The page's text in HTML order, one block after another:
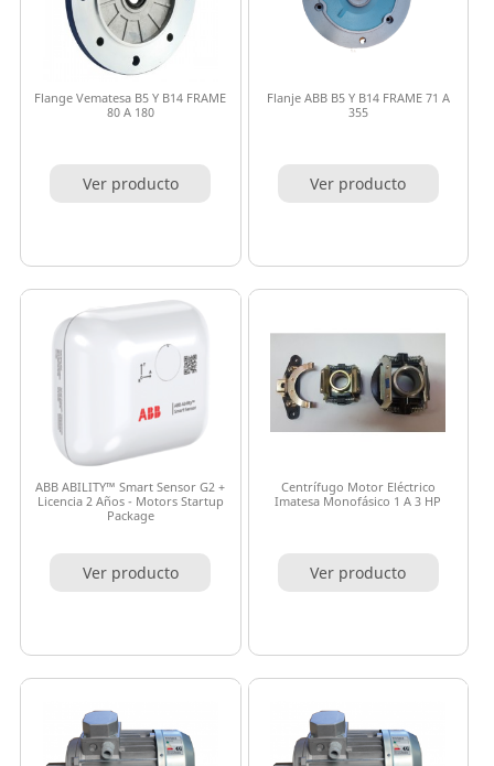
Flange Vematesa B5 Y B14 FRAME
80 A 180
Ver producto
Flanje ABB B5 Y B14 FRAME 71 A
355
Ver producto
ABB ABILITY™ Smart Sensor G2 +
Licencia 2 Años - Motors Startup
Package
Ver producto
Centrífugo Motor Eléctrico
Imatesa Monofásico 1 A 3 HP
Ver producto